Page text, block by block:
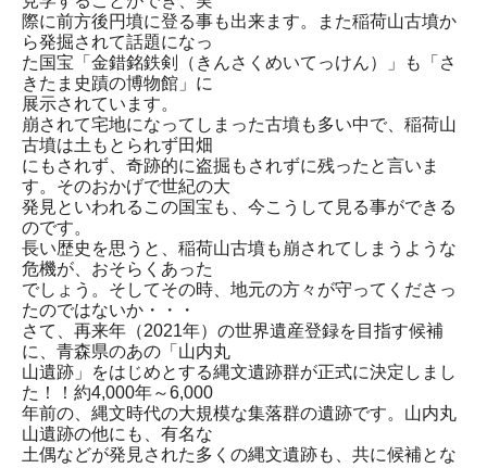
際に前方後円墳に登る事も出来ます。また稲荷山古墳か
ら発掘されて話題になっ
た国宝「金錯銘鉄剣（きんさくめいてっけん）」も「さ
きたま史蹟の博物館」に
展示されています。
崩されて宅地になってしまった古墳も多い中で、稲荷山
古墳は土もとられず田畑
にもされず、奇跡的に盗掘もされずに残ったと言いま
す。そのおかげで世紀の大
発見といわれるこの国宝も、今こうして見る事ができる
のです。
長い歴史を思うと、稲荷山古墳も崩されてしまうような
危機が、おそらくあった
でしょう。そしてその時、地元の方々が守ってくださっ
たのではないか・・・
さて、再来年（2021年）の世界遺産登録を目指す候補
に、青森県のあの「山内丸
山遺跡」をはじめとする縄文遺跡群が正式に決定しまし
た！！約4,000年～6,000
年前の、縄文時代の大規模な集落群の遺跡です。山内丸
山遺跡の他にも、有名な
土偶などが発見された多くの縄文遺跡も、共に候補とな